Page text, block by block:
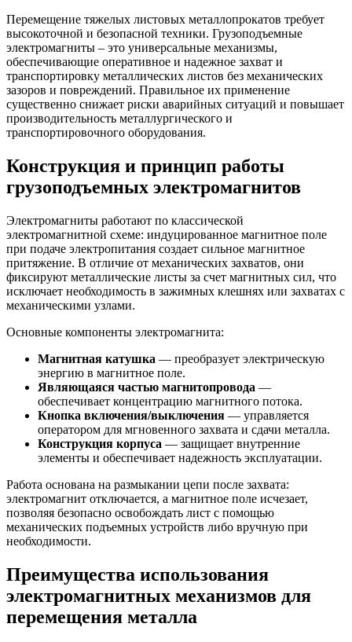
Перемещение тяжелых листовых металлопрокатов требует
высокоточной и безопасной техники. Грузоподъемные
электромагниты – это универсальные механизмы,
обеспечивающие оперативное и надежное захват и
транспортировку металлических листов без механических
зазоров и повреждений. Правильное их применение
существенно снижает риски аварийных ситуаций и повышает
производительность металлургического и
транспортировочного оборудования.
Конструкция и принцип работы
грузоподъемных электромагнитов
Электромагниты работают по классической
электромагнитной схеме: индуцированное магнитное поле
при подаче электропитания создает сильное магнитное
притяжение. В отличие от механических захватов, они
фиксируют металлические листы за счет магнитных сил, что
исключает необходимость в зажимных клешнях или захватах с
механическими узлами.
Основные компоненты электромагнита:
Магнитная катушка — преобразует электрическую
энергию в магнитное поле.
Являющаяся частью магнитопровода —
обеспечивает концентрацию магнитного потока.
Кнопка включения/выключения — управляется
оператором для мгновенного захвата и сдачи металла.
Конструкция корпуса — защищает внутренние
элементы и обеспечивает надежность эксплуатации.
Работа основана на размыкании цепи после захвата:
электромагнит отключается, а магнитное поле исчезает,
позволяя безопасно освобождать лист с помощью
механических подъемных устройств либо вручную при
необходимости.
Преимущества использования
электромагнитных механизмов для
перемещения металла